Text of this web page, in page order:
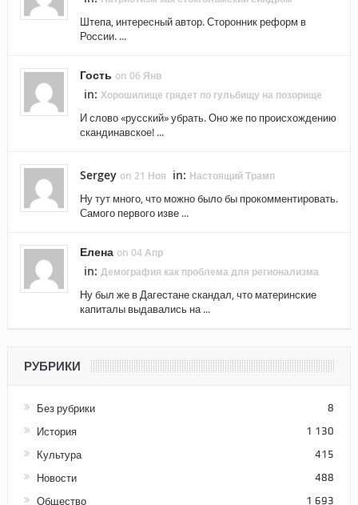
Штепа, интересный автор. Сторонник реформ в
России. ...
Гость on 06 Янв
in: Хорошилище грядет по гульбищу на позорище
И слово «русский» убрать. Оно же по происхождению
скандинавское! ...
Sergey on 21 Ноя in: Настоящий Трамп
Ну тут много, что можно было бы прокомментировать.
Самого первого изве ...
Елена on 04 Апр
in: Демография как проблема для регионализма
Ну был же в Дагестане скандал, что материнские
капиталы выдавались на ...
РУБРИКИ
Без рубрики 8
История 1 130
Культура 415
Новости 488
Общество 1 693